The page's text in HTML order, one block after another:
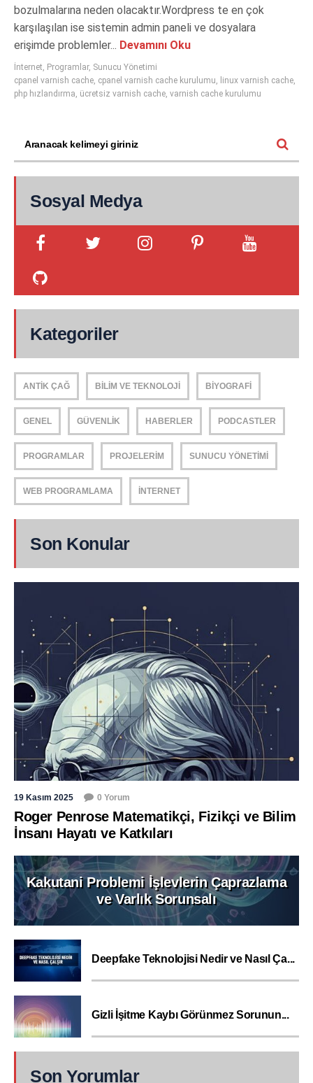
bozulmalarına neden olacaktır.Wordpress te en çok
karşılaşılan ise sistemin admin paneli ve dosyalara
erişimde problemler... Devamını Oku
İnternet, Programlar, Sunucu Yönetimi
cpanel varnish cache, cpanel varnish cache kurulumu, linux varnish cache,
php hızlandırma, ücretsiz varnish cache, varnish cache kurulumu
Sosyal Medya
Kategoriler
ANTIK ÇAĞ BILIM VE TEKNOLOJI BIYOGRAFI
GENEL GÜVENLIK HABERLER PODCASTLER
PROGRAMLAR PROJELERIM SUNUCU YÖNETIMI
WEB PROGRAMLAMA İNTERNET
Son Konular
19 Kasım 2025 0 Yorum
Roger Penrose Matematikçi, Fizikçi ve Bilim
İnsanı Hayatı ve Katkıları
Kakutani Problemi İşlevlerin Çaprazlama
ve Varlık Sorunsalı
Deepfake Teknolojisi Nedir ve Nasıl Ça...
Gizli İşitme Kaybı Görünmez Sorunun...
Son Yorumlar